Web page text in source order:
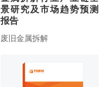
景研究及市场趋势预测
报告
废旧金属拆解